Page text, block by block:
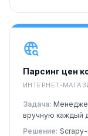
Парсинг цен
ИНТЕРНЕТ-
Задача:
вручную каждый
Решение: